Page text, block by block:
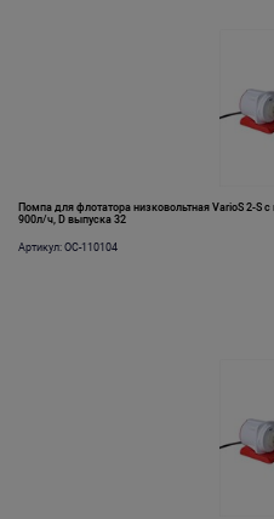
Помпа для флотатора низковольтная VarioS 2-S
900л/ч, D выпуска 32
Артикул: OC-110104